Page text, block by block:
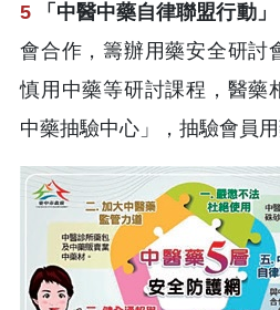
5 「中醫中藥自律聯盟行動」
會合作，籌辦用藥安全研討
慎用中藥等研討課程，醫藥
中藥抽驗中心」，抽驗會員